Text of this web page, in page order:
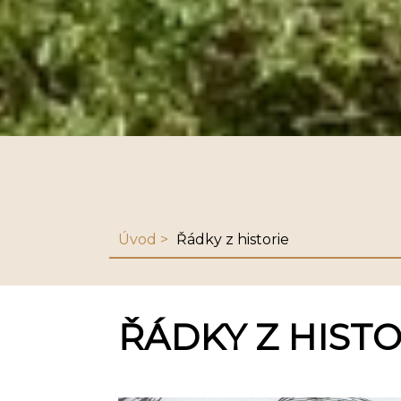
Úvod Řádky z historie
ŘÁDKY Z